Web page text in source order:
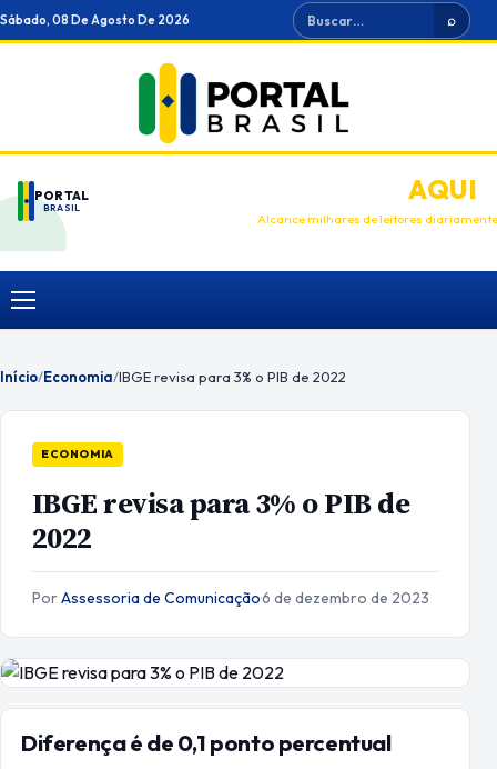
Ir
para
Sábado, 08 De Agosto De 2026 Buscar ⌕
PORTAL
BRASIL
ANUNCIEAQUI
Alcance milhares de leitores diariamente
Menu
Início/Economia/IBGE revisa para 3% o PIB de 2022
ECONOMIA
IBGE revisa para 3% o PIB de
2022
PorAssessoria de Comunicação·6 de dezembro de 2023
Diferença é de 0,1 ponto percentual